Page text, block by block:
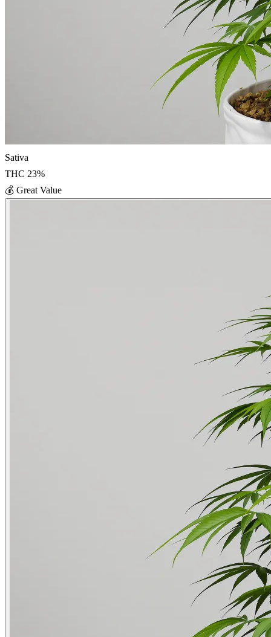
Sativa
THC 23%
💰 Great Value